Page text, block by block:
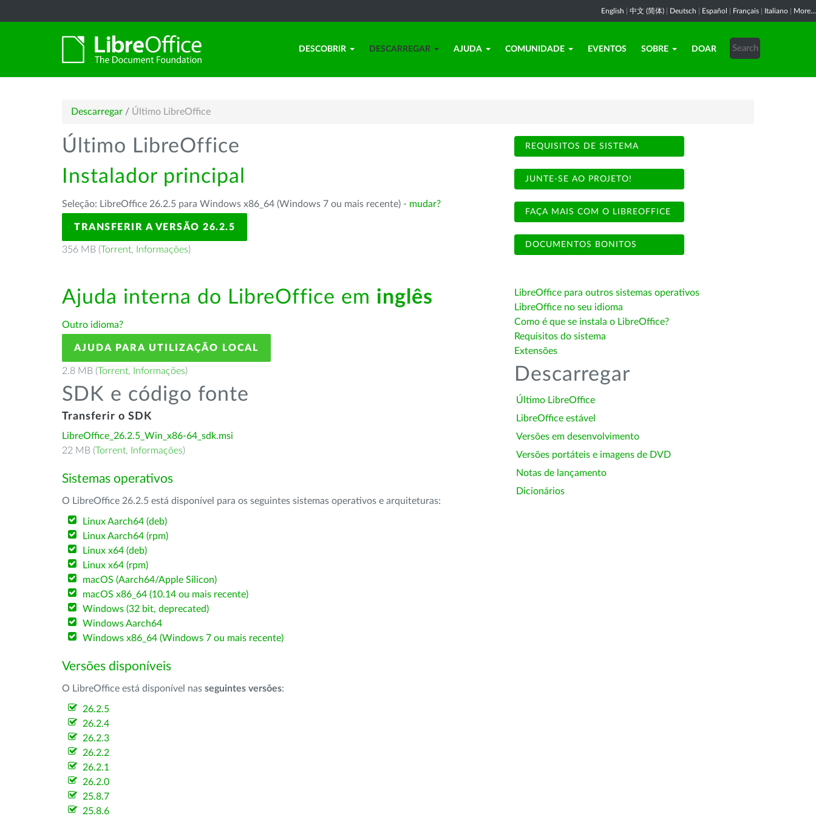
English 中文 (简体) Deutsch Español Français Italiano More...
DESCOBRIR DESCARREGAR AJUDA COMUNIDADE EVENTOS SOBRE DOAR
Descarregar / Último LibreOffice
Último LibreOffice
Instalador principal
Seleção: LibreOffice 26.2.5 para Windows x86_64 (Windows 7 ou mais recente) - mudar?
TRANSFERIR A VERSÃO 26.2.5
356 MB (Torrent, Informações)
Ajuda interna do LibreOffice em inglês
Outro idioma?
AJUDA PARA UTILIZAÇÃO LOCAL
2.8 MB (Torrent, Informações)
SDK e código fonte
Transferir o SDK
LibreOffice_26.2.5_Win_x86-64_sdk.msi
22 MB (Torrent, Informações)
Sistemas operativos
O LibreOffice 26.2.5 está disponível para os seguintes sistemas operativos e arquiteturas:
Linux Aarch64 (deb)
Linux Aarch64 (rpm)
Linux x64 (deb)
Linux x64 (rpm)
macOS (Aarch64/Apple Silicon)
macOS x86_64 (10.14 ou mais recente)
Windows (32 bit, deprecated)
Windows Aarch64
Windows x86_64 (Windows 7 ou mais recente)
Versões disponíveis
O LibreOffice está disponível nas seguintes versões:
26.2.5
26.2.4
26.2.3
26.2.2
26.2.1
26.2.0
25.8.7
25.8.6
REQUISITOS DE SISTEMA
JUNTE-SE AO PROJETO!
FAÇA MAIS COM O LIBREOFFICE
DOCUMENTOS BONITOS
LibreOffice para outros sistemas operativos
LibreOffice no seu idioma
Como é que se instala o LibreOffice?
Requisitos do sistema
Extensões
Descarregar
Último LibreOffice
LibreOffice estável
Versões em desenvolvimento
Versões portáteis e imagens de DVD
Notas de lançamento
Dicionários